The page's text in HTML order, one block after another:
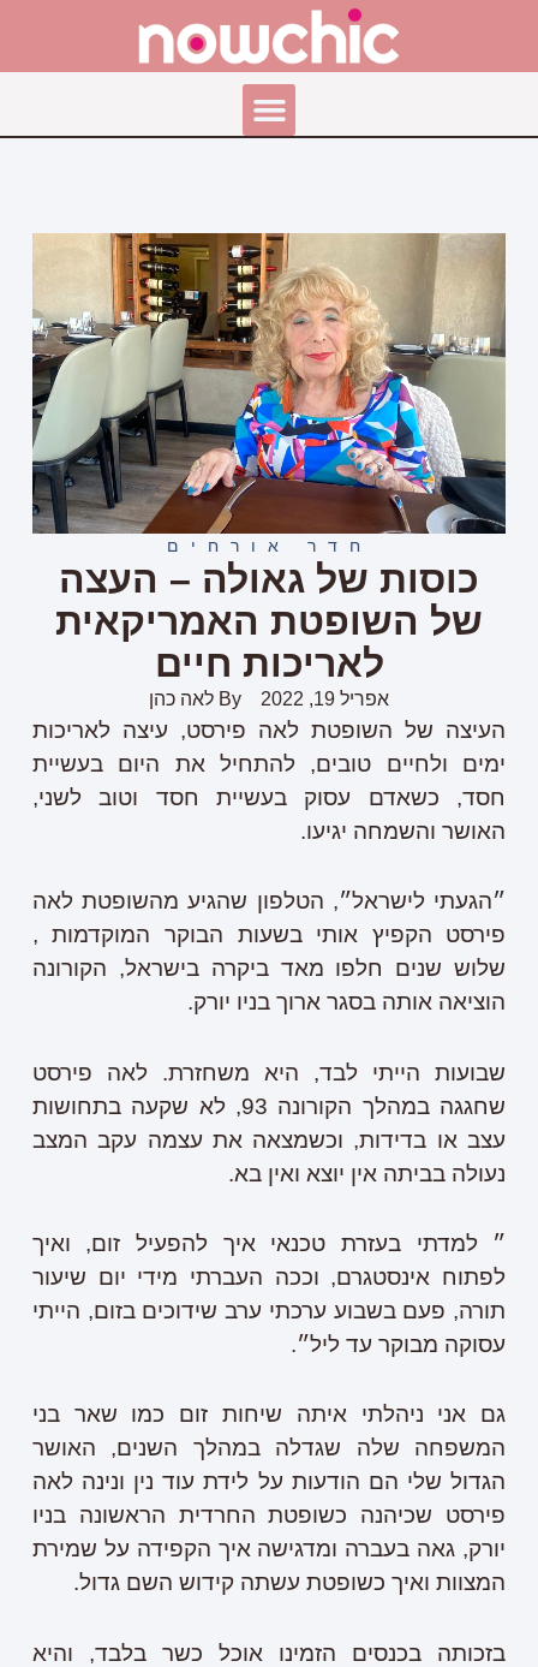
חדר אורחים
כוסות של גאולה – העצה
של השופטת האמריקאית
לאריכות חיים
אפריל 19, 2022 By לאה כהן
העיצה של השופטת לאה פירסט, עיצה לאריכות
ימים ולחיים טובים, להתחיל את היום בעשיית
חסד, כשאדם עסוק בעשיית חסד וטוב לשני,
האושר והשמחה יגיעו.
״הגעתי לישראל״, הטלפון שהגיע מהשופטת לאה
פירסט הקפיץ אותי בשעות הבוקר המוקדמות ,
שלוש שנים חלפו מאד ביקרה בישראל, הקורונה
הוציאה אותה בסגר ארוך בניו יורק.
שבועות הייתי לבד, היא משחזרת. לאה פירסט
שחגגה במהלך הקורונה 93, לא שקעה בתחושות
עצב או בדידות, וכשמצאה את עצמה עקב המצב
נעולה בביתה אין יוצא ואין בא.
״ למדתי בעזרת טכנאי איך להפעיל זום, ואיך
לפתוח אינסטגרם, וככה העברתי מידי יום שיעור
תורה, פעם בשבוע ערכתי ערב שידוכים בזום, הייתי
עסוקה מבוקר עד ליל״.
גם אני ניהלתי איתה שיחות זום כמו שאר בני
המשפחה שלה שגדלה במהלך השנים, האושר
הגדול שלי הם הודעות על לידת עוד נין ונינה לאה
פירסט שכיהנה כשופטת החרדית הראשונה בניו
יורק, גאה בעברה ומדגישה איך הקפידה על שמירת
המצוות ואיך כשופטת עשתה קידוש השם גדול.
בזכותה בכנסים הזמינו אוכל כשר בלבד, והיא